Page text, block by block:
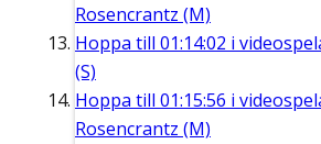
Rosencrantz (M)
Hoppa till 01:14:02 i
(S)
Hoppa till 01:15:56 i
Rosencrantz (M)